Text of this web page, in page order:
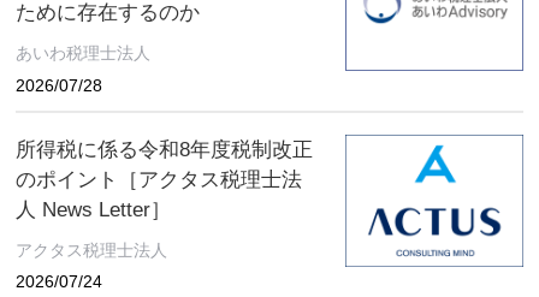
ために存在するのか
あいわ税理士法人
2026/07/28
所得税に係る令和8年度税制改正
のポイント［アクタス税理士法
人 News Letter］
アクタス税理士法人
2026/07/24